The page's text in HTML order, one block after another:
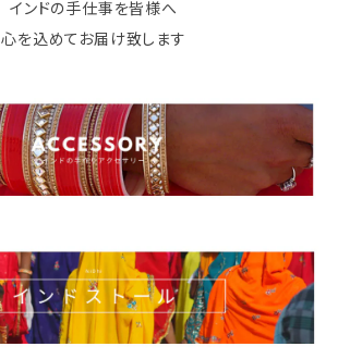
インドの手仕事を皆様へ
心を込めてお届け致します